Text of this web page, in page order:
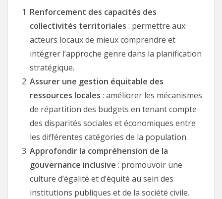
Renforcement des capacités des
collectivités territoriales : permettre aux
acteurs locaux de mieux comprendre et
intégrer l’approche genre dans la planification
stratégique.
Assurer une gestion équitable des
ressources locales : améliorer les mécanismes
de répartition des budgets en tenant compte
des disparités sociales et économiques entre
les différentes catégories de la population.
Approfondir la compréhension de la
gouvernance inclusive : promouvoir une
culture d’égalité et d’équité au sein des
institutions publiques et de la société civile.